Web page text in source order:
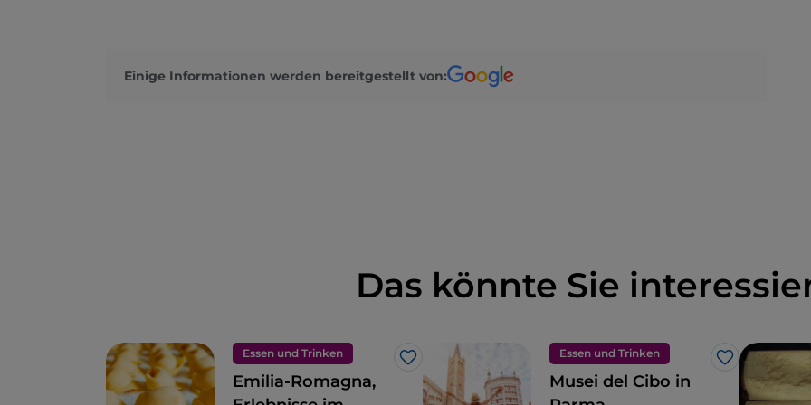
Einige Informationen werden bereitgestellt von:
Das könnte Sie
Essen und Trinken
Like
Emilia-Romagna,
Essen und Trinken
Like
Musei del Cibo in